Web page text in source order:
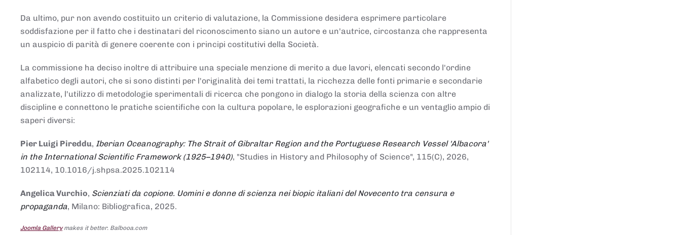
Da ultimo, pur non avendo costituito un criterio di valutazione, la Commissione desidera esprimere particolare
soddisfazione per il fatto che i destinatari del riconoscimento siano un autore e un'autrice, circostanza che rappresenta
un auspicio di parità di genere coerente con i principi costitutivi della Società.
La commissione ha deciso inoltre di attribuire una speciale menzione di merito a due lavori, elencati secondo l'ordine
alfabetico degli autori, che si sono distinti per l'originalità dei temi trattati, la ricchezza delle fonti primarie e secondarie
analizzate, l'utilizzo di metodologie sperimentali di ricerca che pongono in dialogo la storia della scienza con altre
discipline e connettono le pratiche scientifiche con la cultura popolare, le esplorazioni geografiche e un ventaglio ampio di
saperi diversi:
Pier Luigi Pireddu, Iberian Oceanography: The Strait of Gibraltar Region and the Portuguese Research Vessel 'Albacora'
in the International Scientific Framework (1925–1940), "Studies in History and Philosophy of Science", 115(C), 2026,
102114, 10.1016/j.shpsa.2025.102114
Angelica Vurchio, Scienziati da copione. Uomini e donne di scienza nei biopic italiani del Novecento tra censura e
propaganda, Milano: Bibliografica, 2025.
Joomla Gallerymakes it better. Balbooa.com